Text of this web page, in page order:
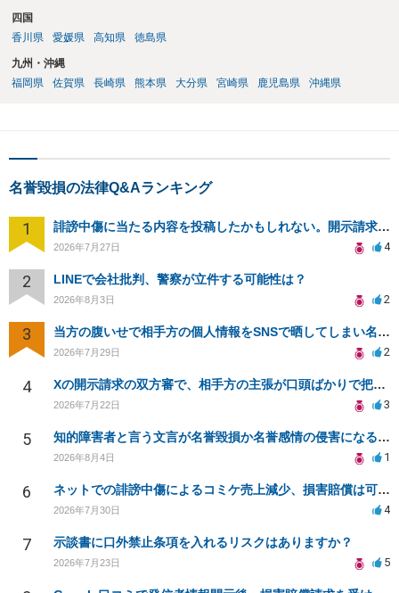
四国
香川県
愛媛県 高知県 徳島県
九州・沖縄
福岡県
佐賀県 長崎県 熊本県 大分県 宮崎県 鹿児島県 沖縄県
名誉毀損の法律Q&Aランキング
1 誹謗中傷に当たる内容を投稿したかもしれない。開示請求や民事刑事裁判に発展しうるのか教えて欲しい。
2026年7月27日 4
2 LINEで会社批判、警察が立件する可能性は？
2026年8月3日 2
3 当方の腹いせで相手方の個人情報をSNSで晒してしまい名誉毀損させてしまったかもしれない
2026年7月29日 2
4 Xの開示請求の双方審で、相手方の主張が口頭ばかりで把握しきれません
2026年7月22日 3
5 知的障害者と言う文言が名誉毀損か名誉感情の侵害になるか教えてほしい。
2026年8月4日 1
6 ネットでの誹謗中傷によるコミケ売上減少、損害賠償は可能か？
2026年7月30日 4
7 示談書に口外禁止条項を入れるリスクはありますか？
2026年7月23日 5